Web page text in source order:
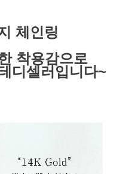
체인링
착용감으로
디셀러입니다~